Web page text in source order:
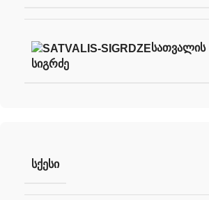
ᲡᲐᲗᲕᲐᲚᲘᲡ
ᲡᲘᲒᲠᲫᲔ
ᲡᲥᲔᲡᲘ